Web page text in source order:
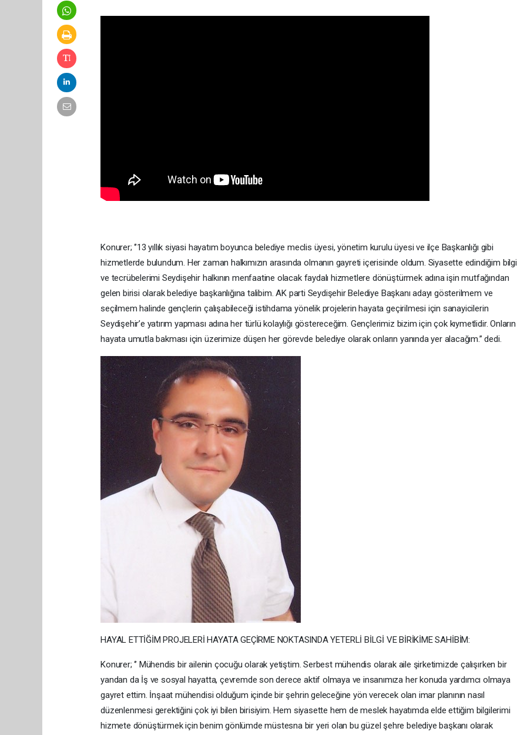
Konurer; ‘’13 yıllık siyasi hayatım boyunca belediye meclis üyesi, yönetim kurulu üyesi ve ilçe Başkanlığı gibi
hizmetlerde bulundum. Her zaman halkımızın arasında olmanın gayreti içerisinde oldum. Siyasette edindiğim bilgi
ve tecrübelerimi Seydişehir halkının menfaatine olacak faydalı hizmetlere dönüştürmek adına işin mutfağından
gelen birisi olarak belediye başkanlığına talibim. AK parti Seydişehir Belediye Başkanı adayı gösterilmem ve
seçilmem halinde gençlerin çalışabileceği istihdama yönelik projelerin hayata geçirilmesi için sanayicilerin
Seydişehir’e yatırım yapması adına her türlü kolaylığı göstereceğim. Gençlerimiz bizim için çok kıymetlidir. Onların
hayata umutla bakması için üzerimize düşen her görevde belediye olarak onların yanında yer alacağım.’’ dedi.
HAYAL ETTİĞİM PROJELERİ HAYATA GEÇİRME NOKTASINDA YETERLİ BİLGİ VE BİRİKİME SAHİBİM:
Konurer; ‘’ Mühendis bir ailenin çocuğu olarak yetiştim. Serbest mühendis olarak aile şirketimizde çalışırken bir
yandan da İş ve sosyal hayatta, çevremde son derece aktif olmaya ve insanımıza her konuda yardımcı olmaya
gayret ettim. İnşaat mühendisi olduğum içinde bir şehrin geleceğine yön verecek olan imar planının nasıl
düzenlenmesi gerektiğini çok iyi bilen birisiyim. Hem siyasette hem de meslek hayatımda elde ettiğim bilgilerimi
hizmete dönüştürmek için benim gönlümde müstesna bir yeri olan bu güzel şehre belediye başkanı olarak